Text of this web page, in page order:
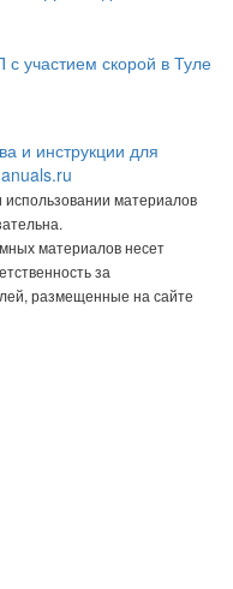
и инструкции для
материалов
материалов несет
за
размещенные на сайте